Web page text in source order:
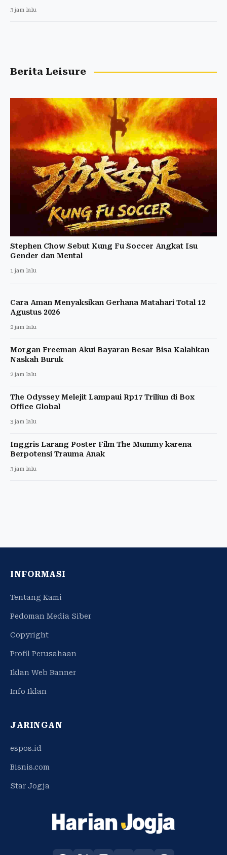
3 jam lalu
Berita Leisure
Stephen Chow Sebut Kung Fu Soccer Angkat Isu
Gender dan Mental
1 jam lalu
Cara Aman Menyaksikan Gerhana Matahari Total 12
Agustus 2026
2 jam lalu
Morgan Freeman Akui Bayaran Besar Bisa Kalahkan
Naskah Buruk
2 jam lalu
The Odyssey Melejit Lampaui Rp17 Triliun di Box
Office Global
3 jam lalu
Inggris Larang Poster Film The Mummy karena
Berpotensi Trauma Anak
3 jam lalu
INFORMASI
Tentang Kami
Pedoman Media Siber
Copyright
Profil Perusahaan
Iklan Web Banner
Info Iklan
JARINGAN
espos.id
Bisnis.com
Star Jogja